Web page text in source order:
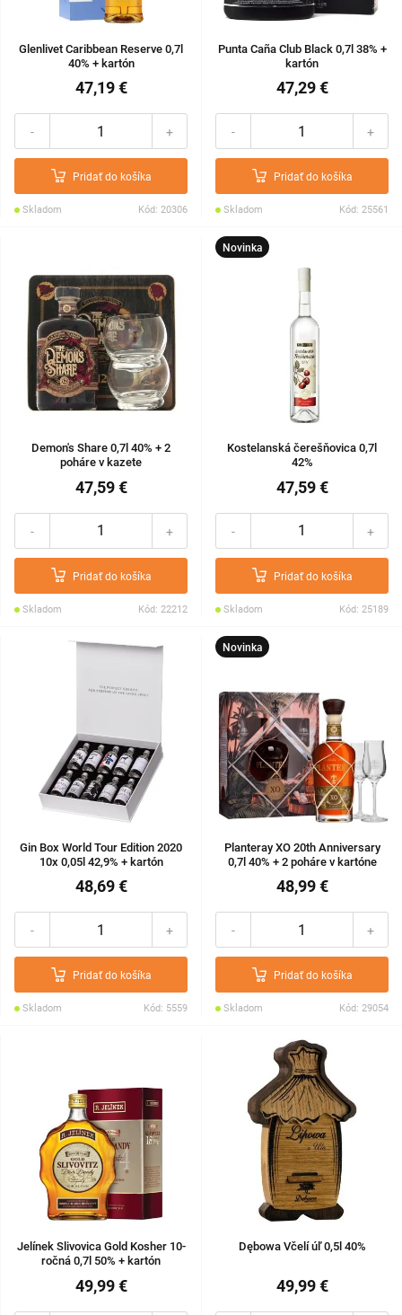
Glenlivet Caribbean Reserve 0,7l
40% + kartón
47,19 €
- +
Pridať do košíka
Skladom Kód: 20306
Punta Caña Club Black 0,7l 38% +
kartón
47,29 €
- +
Pridať do košíka
Skladom Kód: 25561
Demon's Share 0,7l 40% + 2
poháre v kazete
47,59 €
- +
Pridať do košíka
Skladom Kód: 22212
Novinka
Kostelanská čerešňovica 0,7l
42%
47,59 €
- +
Pridať do košíka
Skladom Kód: 25189
Gin Box World Tour Edition 2020
10x 0,05l 42,9% + kartón
48,69 €
- +
Pridať do košíka
Skladom Kód: 5559
Novinka
Planteray XO 20th Anniversary
0,7l 40% + 2 poháre v kartóne
48,99 €
- +
Pridať do košíka
Skladom Kód: 29054
Jelínek Slivovica Gold Kosher 10-
ročná 0,7l 50% + kartón
49,99 €
Dębowa Včelí úľ 0,5l 40%
49,99 €